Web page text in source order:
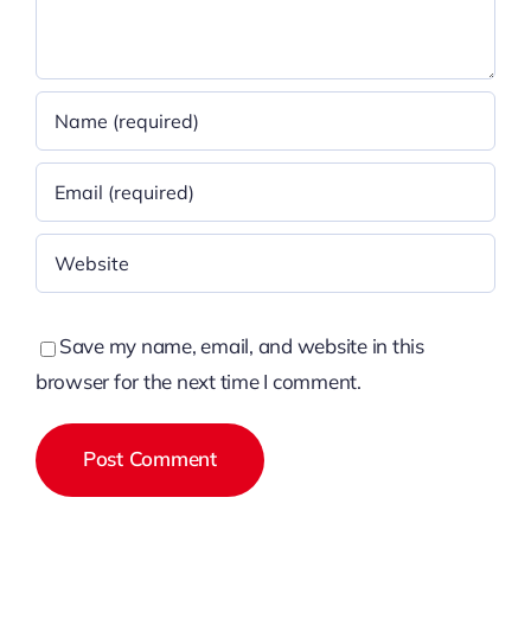
Save my name, email, and website in this
browser for the next time I comment.